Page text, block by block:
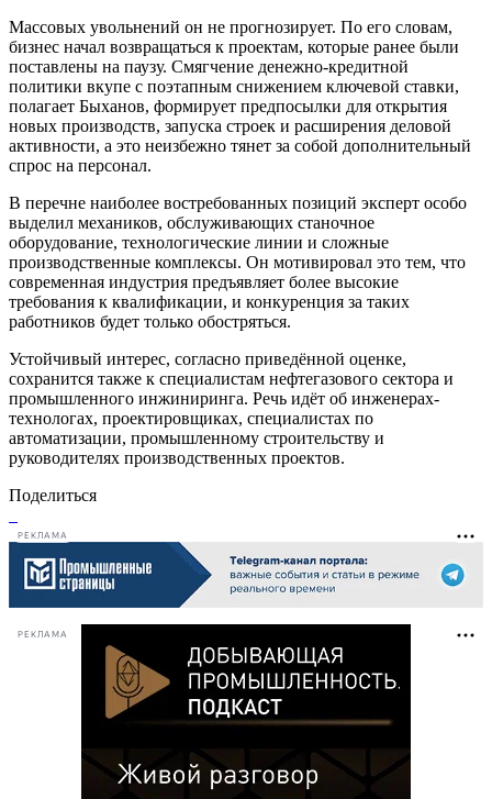
Массовых увольнений он не прогнозирует. По его словам,
бизнес начал возвращаться к проектам, которые ранее были
поставлены на паузу. Смягчение денежно-кредитной
политики вкупе с поэтапным снижением ключевой ставки,
полагает Быханов, формирует предпосылки для открытия
новых производств, запуска строек и расширения деловой
активности, а это неизбежно тянет за собой дополнительный
спрос на персонал.
В перечне наиболее востребованных позиций эксперт особо
выделил механиков, обслуживающих станочное
оборудование, технологические линии и сложные
производственные комплексы. Он мотивировал это тем, что
современная индустрия предъявляет более высокие
требования к квалификации, и конкуренция за таких
работников будет только обостряться.
Устойчивый интерес, согласно приведённой оценке,
сохранится также к специалистам нефтегазового сектора и
промышленного инжиниринга. Речь идёт об инженерах-
технологах, проектировщиках, специалистах по
автоматизации, промышленному строительству и
руководителях производственных проектов.
Поделиться
РЕКЛАМА
РЕКЛАМА